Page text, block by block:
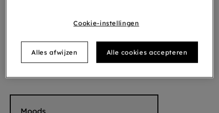
Hexagon Mono 614
Moods
Cookie-instellingen
Alles afwijzen Alle cookies accepteren